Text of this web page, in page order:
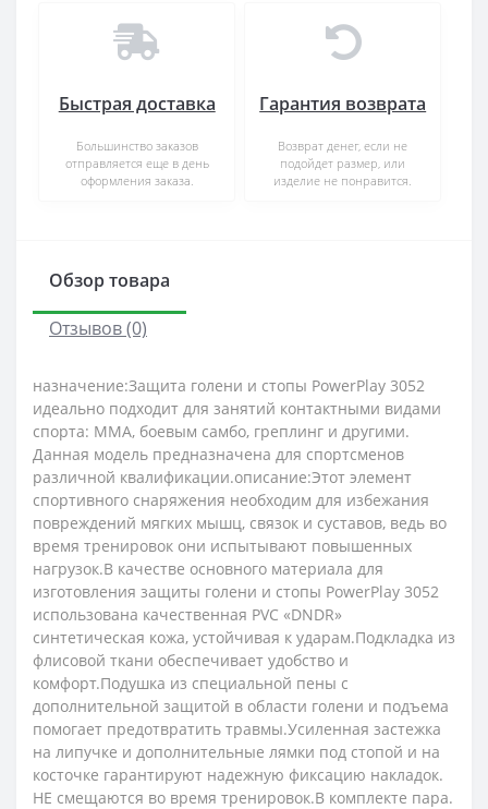
Быстрая доставка
Большинство заказов
отправляется еще в день
оформления заказа.
Гарантия возврата
Возврат денег, если не
подойдет размер, или
изделие не понравится.
Обзор товара
Отзывов (0)
назначение:Защита голени и стопы PowerPlay 3052
идеально подходит для занятий контактными видами
спорта: ММА, боевым самбо, греплинг и другими.
Данная модель предназначена для спортсменов
различной квалификации.описание:Этот элемент
спортивного снаряжения необходим для избежания
повреждений мягких мышц, связок и суставов, ведь во
время тренировок они испытывают повышенных
нагрузок.В качестве основного материала для
изготовления защиты голени и стопы PowerPlay 3052
использована качественная PVC «DNDR»
синтетическая кожа, устойчивая к ударам.Подкладка из
флисовой ткани обеспечивает удобство и
комфорт.Подушка из специальной пены с
дополнительной защитой в области голени и подъема
помогает предотвратить травмы.Усиленная застежка
на липучке и дополнительные лямки под стопой и на
косточке гарантируют надежную фиксацию накладок.
НЕ смещаются во время тренировок.В комплекте пара.